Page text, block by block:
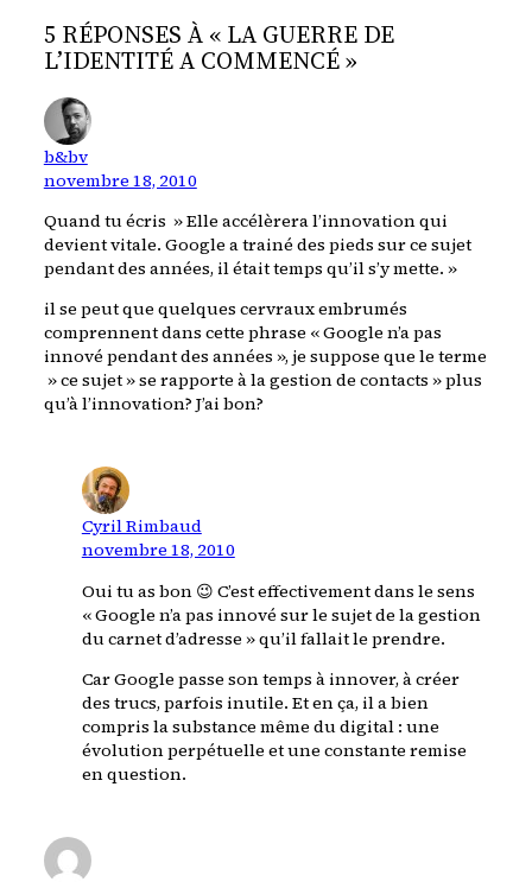
5 RÉPONSES À « LA GUERRE DE
L’IDENTITÉ A COMMENCÉ »
b&bv
novembre 18, 2010
Quand tu écris » Elle accélèrera l’innovation qui
devient vitale. Google a trainé des pieds sur ce sujet
pendant des années, il était temps qu’il s’y mette. »
il se peut que quelques cervraux embrumés
comprennent dans cette phrase « Google n’a pas
innové pendant des années », je suppose que le terme
» ce sujet » se rapporte à la gestion de contacts » plus
qu’à l’innovation? J’ai bon?
Cyril Rimbaud
novembre 18, 2010
Oui tu as bon 😉 C’est effectivement dans le sens
« Google n’a pas innové sur le sujet de la gestion
du carnet d’adresse » qu’il fallait le prendre.
Car Google passe son temps à innover, à créer
des trucs, parfois inutile. Et en ça, il a bien
compris la substance même du digital : une
évolution perpétuelle et une constante remise
en question.